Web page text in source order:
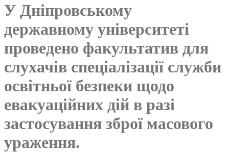
У Дніпровському
державному університеті
проведено факультатив для
слухачів спеціалізації служби
освітньої безпеки щодо
евакуаційних дій в разі
застосування зброї масового
ураження.